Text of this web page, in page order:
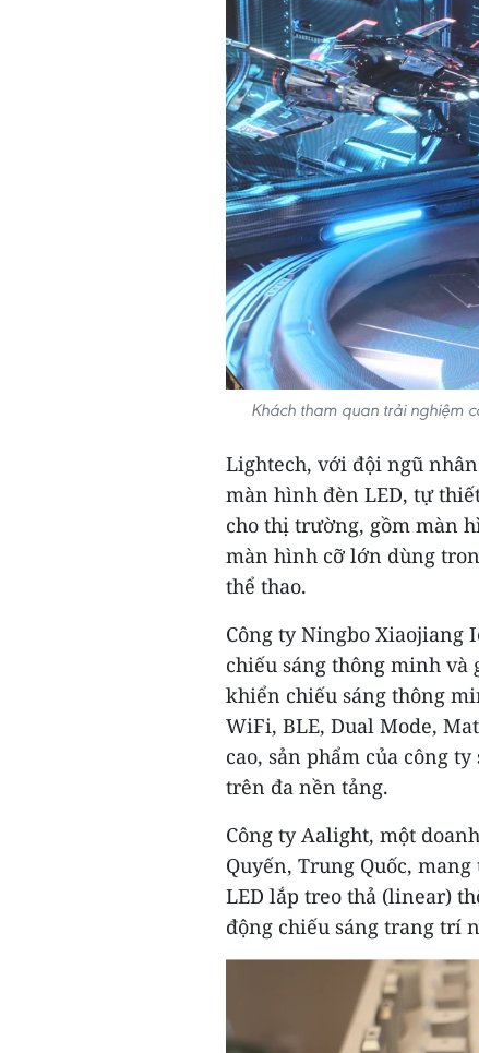
Khách tham quan trải nghiệm
Lightech, với đội ngũ
màn hình đèn LED, tự
cho thị trường, gồm màn
màn hình cỡ lớn dùng
thể thao.
Công ty Ningbo Xiaojiang
chiếu sáng thông minh và
khiển chiếu sáng thông
WiFi, BLE, Dual Mode,
cao, sản phẩm của công
trên đa nền tảng.
Công ty Aalight, một
Quyến, Trung Quốc,
LED lắp treo thả (linear)
động chiếu sáng trang trí